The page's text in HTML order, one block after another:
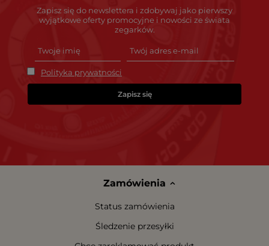
Zapisz się do newslettera i zdobywaj jako pierwszy
wyjątkowe oferty promocyjne i nowości ze świata
zegarków.
Polityka prywatności
Zapisz się
Zamówienia
Status zamówienia
Śledzenie przesyłki